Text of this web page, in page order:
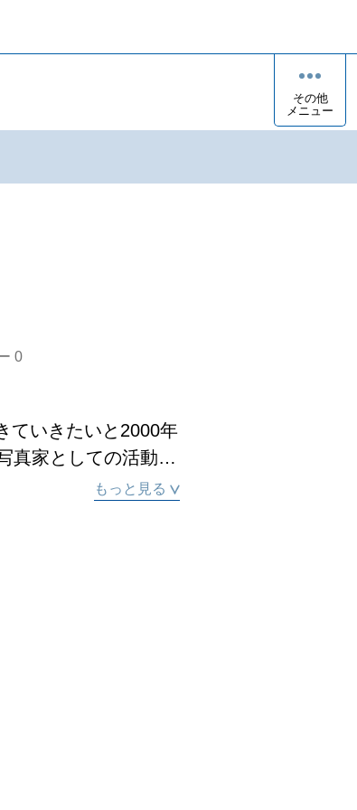
その他
メニュー
0
ていきたいと2000年
真家としての活動を
中にそのフィール
海道と沖縄県を拠
もっと見る